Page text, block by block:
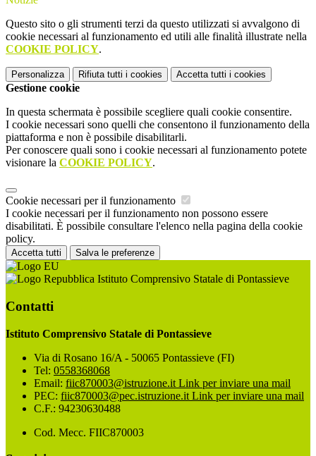
Questo sito o gli strumenti terzi da questo utilizzati si avvalgono di
cookie necessari al funzionamento ed utili alle finalità illustrate nella
COOKIE POLICY.
Personalizza Rifiuta tutti i cookies Accetta tutti i cookies
Gestione cookie
In questa schermata è possibile scegliere quali cookie consentire.
I cookie necessari sono quelli che consentono il funzionamento della
piattaforma e non è possibile disabilitarli.
Per conoscere quali sono i cookie necessari al funzionamento potete
visionare la COOKIE POLICY.
Cookie necessari per il funzionamento
I cookie necessari per il funzionamento non possono essere
disabilitati. È possibile consultare l'elenco nella pagina della cookie
policy.
Accetta tutti Salva le preferenze
Istituto Comprensivo Statale di Pontassieve
Contatti
Istituto Comprensivo Statale di Pontassieve
Via di Rosano 16/A - 50065 Pontassieve (FI)
Tel: 0558368068
Email: fiic870003@istruzione.it Link per inviare una mail
PEC: fiic870003@pec.istruzione.it Link per inviare una mail
C.F.: 94230630488
Cod. Mecc. FIIC870003